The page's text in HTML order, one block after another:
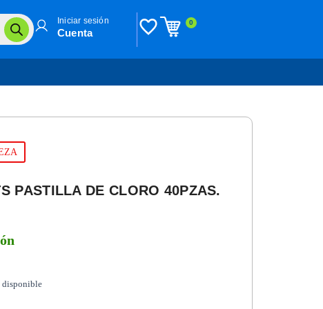
Iniciar sesión
Cuenta
0
PASTILLA DE CLORO 40PZAS.
disponible